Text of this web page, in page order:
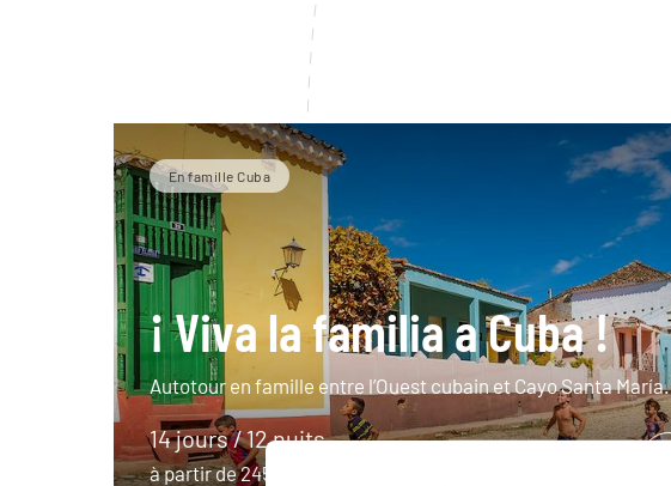
En famille Cuba
¡ Viva la familia a Cuba !
Autotour en famille entre l’Ouest cubain et Cayo Santa María.
14 jours / 12 nuits
à partir de 2450€